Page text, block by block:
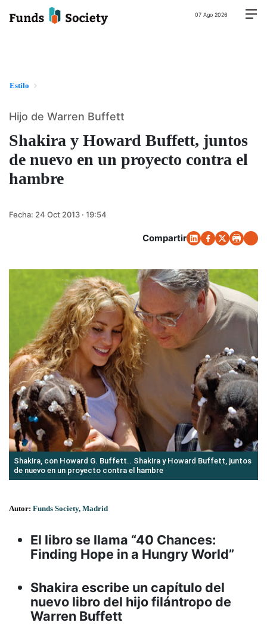
07 Ago 2026
Estilo
Shakira y Howard Buffett, juntos
de nuevo en un proyecto contra el
hambre
Hijo de Warren Buffett
Fecha: 24 Oct 2013 · 19:54
Compartir
Shakira, con Howard G. Buffett.. Shakira y Howard Buffett, juntos
de nuevo en un proyecto contra el hambre
Autor: Funds Society, Madrid
El libro se llama “40 Chances:
Finding Hope in a Hungry World”
Shakira escribe un capítulo del
nuevo libro del hijo filántropo de
Warren Buffett